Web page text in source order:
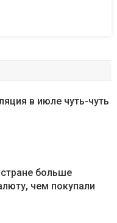
в июле чуть-чуть
больше
чем покупали